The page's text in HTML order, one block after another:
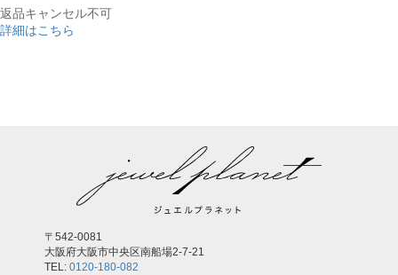
返品キャンセル不可
詳細はこちら
〒542-0081
大阪府大阪市中央区南船場2-7-21
TEL: 0120-180-082